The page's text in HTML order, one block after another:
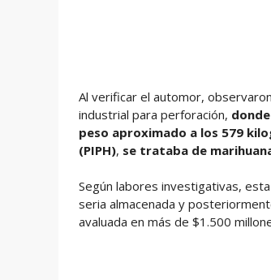
Al verificar el automor,
industrial para perforación,
peso aproximado a los 579
(PIPH), se trataba de
Según labores investigativas,
seria almacenada y
avaluada en más de $1.500